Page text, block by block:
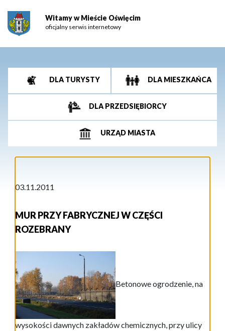
Witamy w Mieście Oświęcim
oficjalny serwis internetowy
DLA TURYSTY DLA MIESZKAŃCA
DLA PRZEDSIĘBIORCY
URZĄD MIASTA
03.11.2011
MUR PRZY FABRYCZNEJ W CZĘŚCI
ROZEBRANY
Betonowe ogrodzenie, na
wysokości dawnych zakładów chemicznych, przy ulicy